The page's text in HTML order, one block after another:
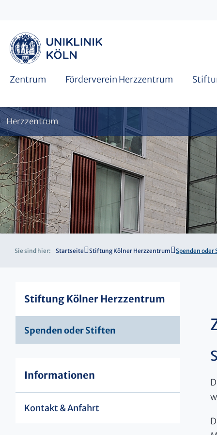
Zentrum Förderverein Herzzentrum
Mitgliedschaft
Spenden oder Stiften
Herzzentrum
Sie sind hier: Startseite Stiftung Kölner Herzzentrum Spenden oder
Stiftung Kölner Herzzentrum
Spenden oder Stiften
Informationen
Kontakt & Anfahrt